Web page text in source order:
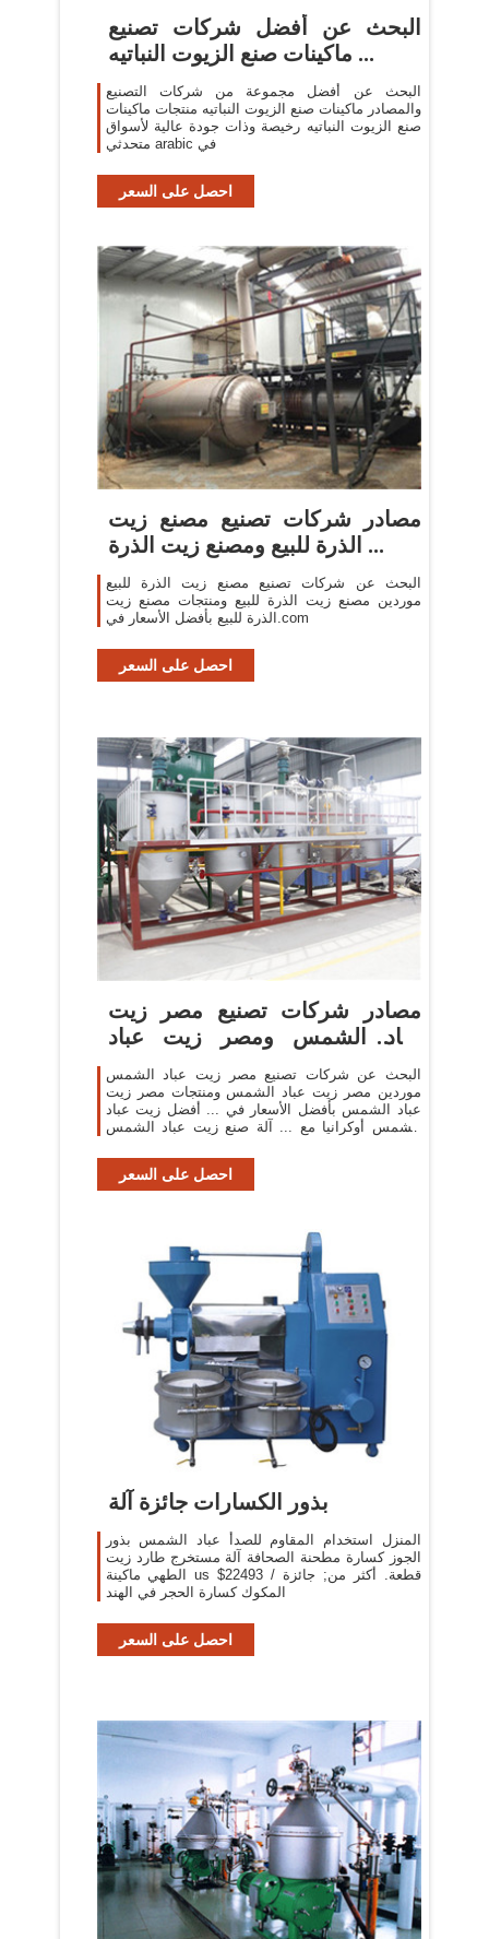
البحث عن أفضل شركات تصنيع
ماكينات صنع الزيوت النباتيه ...
البحث عن أفضل مجموعة من شركات التصنيع
والمصادر ماكينات صنع الزيوت النباتيه منتجات ماكينات
صنع الزيوت النباتيه رخيصة وذات جودة عالية لأسواق
متحدثي arabic في
احصل على السعر
مصادر شركات تصنيع مصنع زيت
الذرة للبيع ومصنع زيت الذرة ...
البحث عن شركات تصنيع مصنع زيت الذرة للبيع
موردين مصنع زيت الذرة للبيع ومنتجات مصنع زيت
الذرة للبيع بأفضل الأسعار في.com
احصل على السعر
مصادر شركات تصنيع مصر زيت
عباد الشمس ومصر زيت عباد
البحث عن شركات تصنيع مصر زيت عباد الشمس
موردين مصر زيت عباد الشمس ومنتجات مصر زيت
عباد الشمس بأفضل الأسعار في ... أفضل زيت عباد
الشمس أوكرانيا مع ... آلة صنع زيت عباد الشمس
احصل على السعر
بذور الكسارات جائزة آلة
المنزل استخدام المقاوم للصدأ عباد الشمس بذور
الجوز كسارة مطحنة الصحافة آلة مستخرج طارد زيت
الطهي ماكينة us $22493 / قطعة. أكثر من; جائزة
المكوك كسارة الحجر في الهند
احصل على السعر